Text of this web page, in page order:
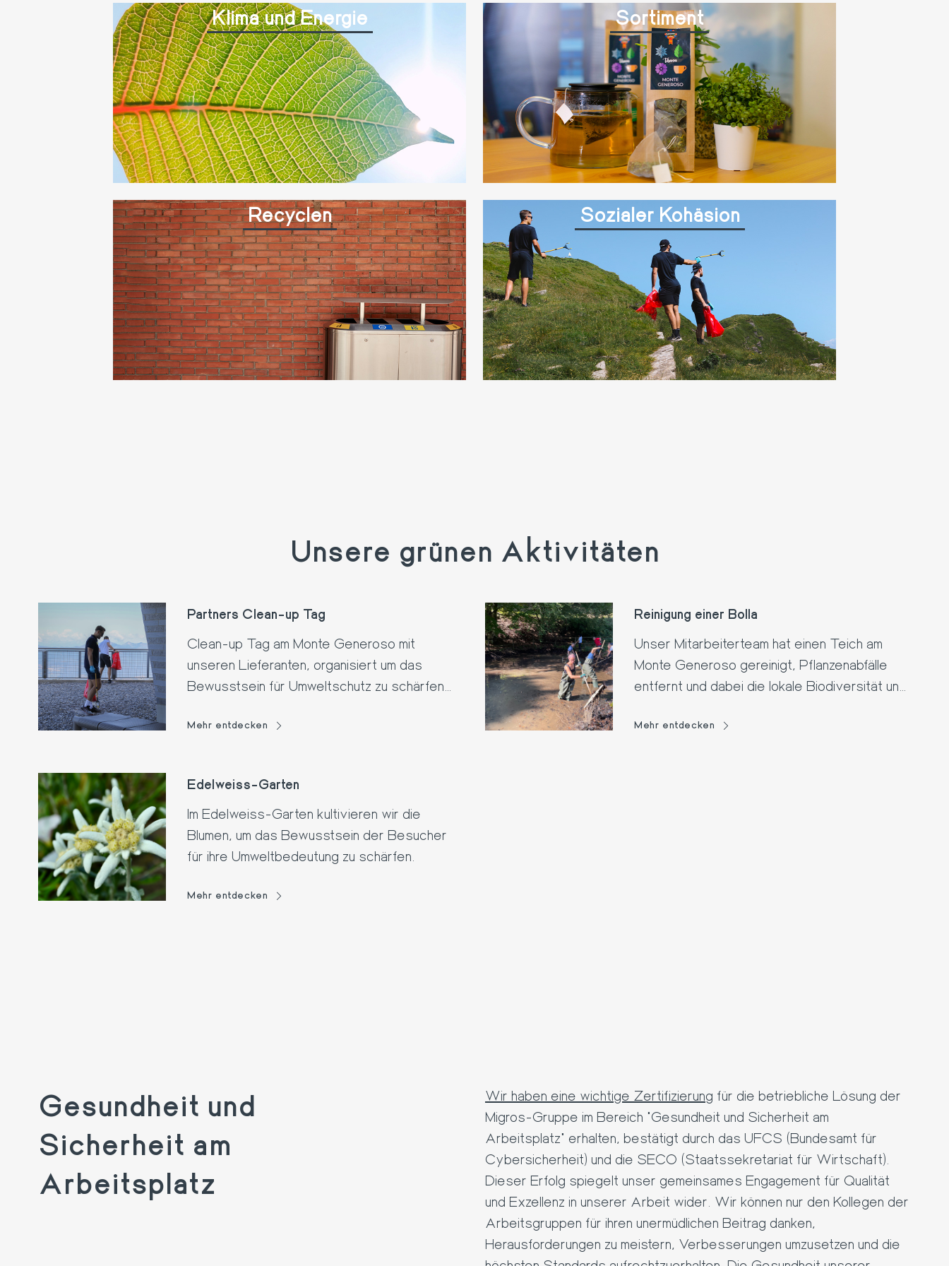
Klima und Energie Sortiment
Recyclen Sozialer Kohäsion
Unsere grünen Aktivitäten
Partners Clean-up Tag
Clean-up Tag am Monte Generoso mit
unseren Lieferanten, organisiert um das
Bewusstsein für Umweltschutz zu schärfen
Mehr entdecken
Reinigung einer Bolla
Unser Mitarbeiterteam hat einen Teich am
Monte Generoso gereinigt, Pflanzenabfälle
entfernt und dabei die lokale Biodiversität und
Mehr entdecken
Edelweiss-Garten
Im Edelweiss-Garten kultivieren wir die
Blumen, um das Bewusstsein der Besucher
für ihre Umweltbedeutung zu schärfen.
Mehr entdecken
Gesundheit und
Sicherheit am
Arbeitsplatz
Wir haben eine wichtige Zertifizierung für die betriebliche Lösung der
Migros-Gruppe im Bereich "Gesundheit und Sicherheit am
Arbeitsplatz" erhalten, bestätigt durch das UFCS (Bundesamt für
Cybersicherheit) und die SECO (Staatssekretariat für Wirtschaft).
Dieser Erfolg spiegelt unser gemeinsames Engagement für Qualität
und Exzellenz in unserer Arbeit wider. Wir können nur den Kollegen der
Arbeitsgruppen für ihren unermüdlichen Beitrag danken,
Herausforderungen zu meistern, Verbesserungen umzusetzen und die